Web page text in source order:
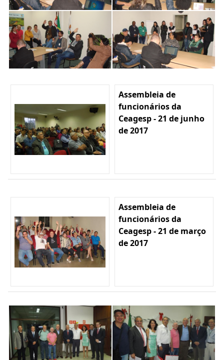
Assembleia de
funcionários da
Ceagesp - 21 de junho
de 2017
Assembleia de
funcionários da
Ceagesp - 21 de março
de 2017